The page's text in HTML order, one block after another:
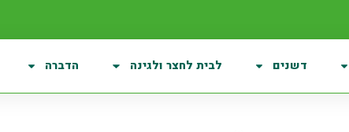
דשנים לבית לחצר ולגינה הדברה